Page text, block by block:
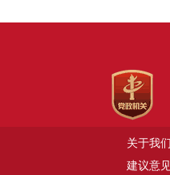
关于我们
建议意